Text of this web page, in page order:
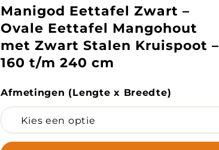
Manigod Eettafel Zwart –
Ovale Eettafel Mangohout
met Zwart Stalen Kruispoot –
160 t/m 240 cm
Afmetingen (Lengte x Breedte)